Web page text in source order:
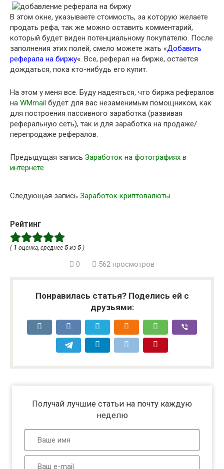
В этом окне, указываете стоимость, за которую желаете
продать рефа, так же можно оставить комментарий,
который будет виден потенциальному покупателю. После
заполнения этих полей, смело можете жать «Добавить
реферала на биржу«. Все, реферал на бирже, остается
дождаться, пока кто-нибудь его купит.
На этом у меня все. Буду надеяться, что биржа рефералов
на WMmail будет для вас незаменимым помощником, как
для построения пассивного заработка (развивая
реферальную сеть), так и для заработка на продаже/
перепродаже рефералов.
Предыдущая запись Заработок на фотографиях в
интернете
Следующая запись Заработок криптовалюты
Рейтинг
( 1 оценка, среднее 5 из 5 )
0 562 просмотров
Понравилась статья? Поделись ей с
друзьями:
Получай лучшие статьи на почту каждую
неделю